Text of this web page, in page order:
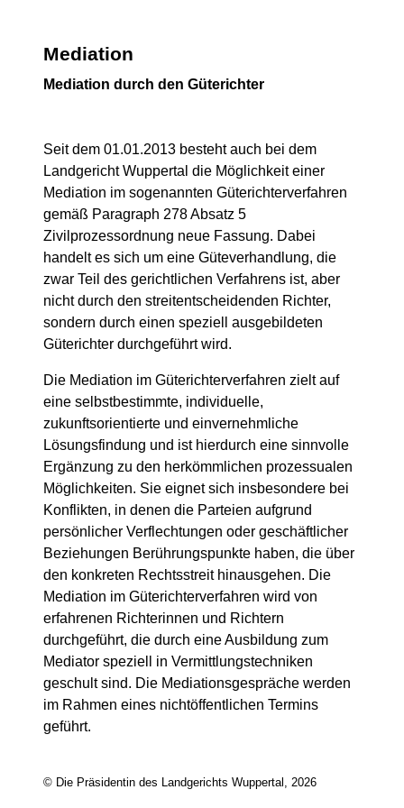
Mediation
Mediation durch den Güterichter
Seit dem 01.01.2013 besteht auch bei dem
Landgericht Wuppertal die Möglichkeit einer
Mediation im sogenannten Güterichterverfahren
gemäß Paragraph 278 Absatz 5
Zivilprozessordnung neue Fassung. Dabei
handelt es sich um eine Güteverhandlung, die
zwar Teil des gerichtlichen Verfahrens ist, aber
nicht durch den streitentscheidenden Richter,
sondern durch einen speziell ausgebildeten
Güterichter durchgeführt wird.
Die Mediation im Güterichterverfahren zielt auf
eine selbstbestimmte, individuelle,
zukunftsorientierte und einvernehmliche
Lösungsfindung und ist hierdurch eine sinnvolle
Ergänzung zu den herkömmlichen prozessualen
Möglichkeiten. Sie eignet sich insbesondere bei
Konflikten, in denen die Parteien aufgrund
persönlicher Verflechtungen oder geschäftlicher
Beziehungen Berührungspunkte haben, die über
den konkreten Rechtsstreit hinausgehen. Die
Mediation im Güterichterverfahren wird von
erfahrenen Richterinnen und Richtern
durchgeführt, die durch eine Ausbildung zum
Mediator speziell in Vermittlungstechniken
geschult sind. Die Mediationsgespräche werden
im Rahmen eines nichtöffentlichen Termins
geführt.
© Die Präsidentin des Landgerichts Wuppertal, 2026